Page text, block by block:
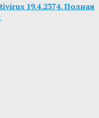
19.4.2374. Полная